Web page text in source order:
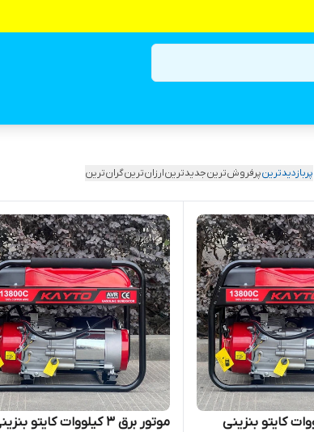
پربازدیدترینپرفروش‌ترینجدیدترینارزان‌ترینگران‌ترین
3 کیلووات کایتو بنزینی
موتور برق 3 کیلووات کایتو